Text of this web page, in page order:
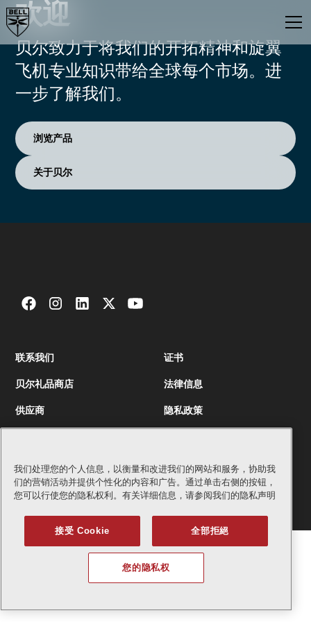
欢迎
贝尔致力于将我们的开拓精神和旋翼
飞机专业知识带给全球每个市场。进
一步了解我们。
浏览产品
关于贝尔
联系我们
贝尔礼品商店
供应商
证书
法律信息
隐私政策
English
版权2026Bell Textron Inc.
我们处理您的个人信息，以衡量和改进我们的网站和服务，协助我
们的营销活动并提供个性化的内容和广告。通过单击右侧的按钮，
您可以行使您的隐私权利。有关详细信息，请参阅我们的隐私声明
接受 Cookie 全部拒絕
您的隐私权